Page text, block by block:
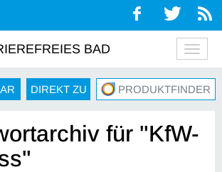
BAD
DIREKT ZU PRODUKTFINDER
für "KfW-